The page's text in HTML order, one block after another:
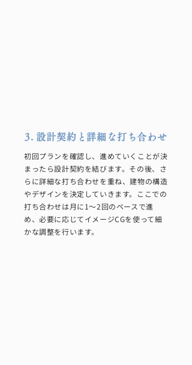
3. 設計契約と詳細な打ち合わせ
初回プランを確認し、進めていくことが決
まったら設計契約を結びます。その後、さ
らに詳細な打ち合わせを重ね、建物の構造
やデザインを決定していきます。ここでの
打ち合わせは月に1〜2回のペースで進
め、必要に応じてイメージCGを使って細
かな調整を行います。